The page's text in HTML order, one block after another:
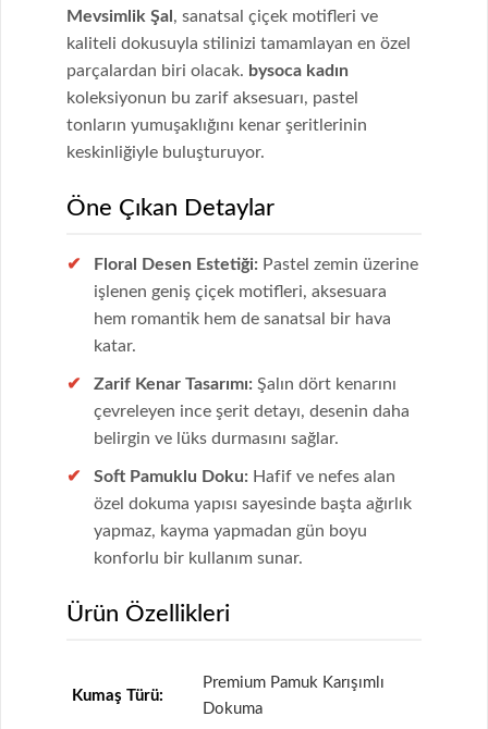
Mevsimlik Şal , sanatsal çiçek motifleri ve
kaliteli dokusuyla stilinizi tamamlayan en özel
parçalardan biri olacak. bysoca kadın
koleksiyonun bu zarif aksesuarı, pastel
tonların yumuşaklığını kenar şeritlerinin
keskinliğiyle buluşturuyor.
Öne Çıkan Detaylar
Floral Desen Estetiği: Pastel zemin üzerine
işlenen geniş çiçek motifleri, aksesuara
hem romantik hem de sanatsal bir hava
katar.
Zarif Kenar Tasarımı: Şalın dört kenarını
çevreleyen ince şerit detayı, desenin daha
belirgin ve lüks durmasını sağlar.
Soft Pamuklu Doku: Hafif ve nefes alan
özel dokuma yapısı sayesinde başta ağırlık
yapmaz, kayma yapmadan gün boyu
konforlu bir kullanım sunar.
Ürün Özellikleri
Kumaş Türü:
Premium Pamuk Karışımlı
Dokuma